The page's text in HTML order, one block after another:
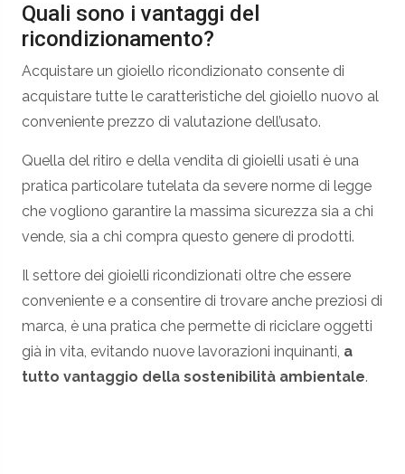
Quali sono i vantaggi del
ricondizionamento?
Acquistare un gioiello ricondizionato consente di
acquistare tutte le caratteristiche del gioiello nuovo al
conveniente prezzo di valutazione dell’usato.
Quella del ritiro e della vendita di gioielli usati è una
pratica particolare tutelata da severe norme di legge
che vogliono garantire la massima sicurezza sia a chi
vende, sia a chi compra questo genere di prodotti.
Il settore dei gioielli ricondizionati oltre che essere
conveniente e a consentire di trovare anche preziosi di
marca, è una pratica che permette di riciclare oggetti
già in vita, evitando nuove lavorazioni inquinanti, a
tutto vantaggio della sostenibilità ambientale.